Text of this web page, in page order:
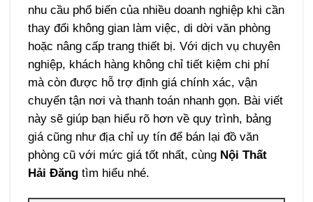
nhu cầu phổ biến của nhiều doanh nghiệp khi cần
thay đổi không gian làm việc, di dời văn phòng
hoặc nâng cấp trang thiết bị. Với dịch vụ chuyên
nghiệp, khách hàng không chỉ tiết kiệm chi phí
mà còn được hỗ trợ định giá chính xác, vận
chuyển tận nơi và thanh toán nhanh gọn. Bài viết
này sẽ giúp bạn hiểu rõ hơn về quy trình, bảng
giá cũng như địa chỉ uy tín để bán lại đồ văn
phòng cũ với mức giá tốt nhất, cùng Nội Thất
Hải Đăng tìm hiểu nhé.